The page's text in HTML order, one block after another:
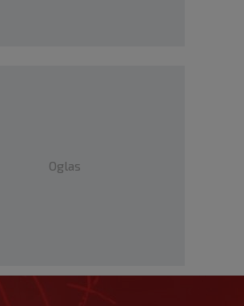
Oglas